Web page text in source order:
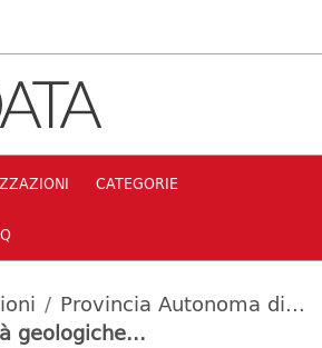
CATEGORIE
Provincia Autonoma di...
geologiche...